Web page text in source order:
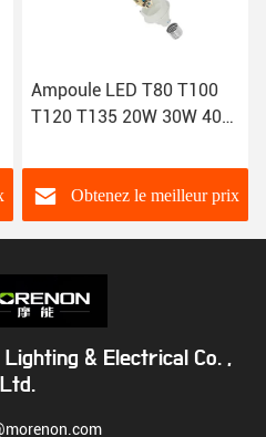
T80 T100
20W 30W 40W
le meilleur prix
T145 T160
80W 100W
LED
Obtenez
& Electrical Co. ,
Ltd.